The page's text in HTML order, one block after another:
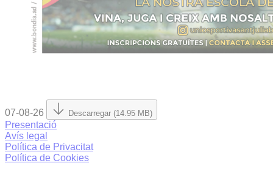
07-08-26 Descarregar (14.95 MB)
Presentació
Avís legal
Política de Privacitat
Política de Cookies